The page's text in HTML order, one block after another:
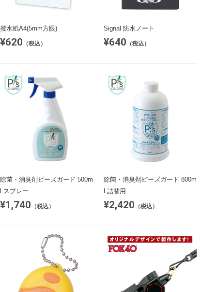
撥水紙A4(5mm方眼)
¥620 （税込）
Signal 防水ノート
¥640 （税込）
除菌・消臭剤ピーズガード 500m
l スプレー
¥1,740 （税込）
除菌・消臭剤ピーズガード 800m
l 詰替用
¥2,420 （税込）